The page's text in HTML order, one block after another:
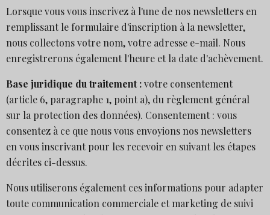
Lorsque vous vous inscrivez à l'une de nos newsletters en
remplissant le formulaire d'inscription à la newsletter,
nous collectons votre nom, votre adresse e-mail. Nous
enregistrerons également l'heure et la date d'achèvement.
Base juridique du traitement :votre consentement
(article 6, paragraphe 1, point a), du règlement général
sur la protection des données). Consentement : vous
consentez à ce que nous vous envoyions nos newsletters
en vous inscrivant pour les recevoir en suivant les étapes
décrites ci-dessus.
Nous utiliserons également ces informations pour adapter
toute communication commerciale et marketing de suivi